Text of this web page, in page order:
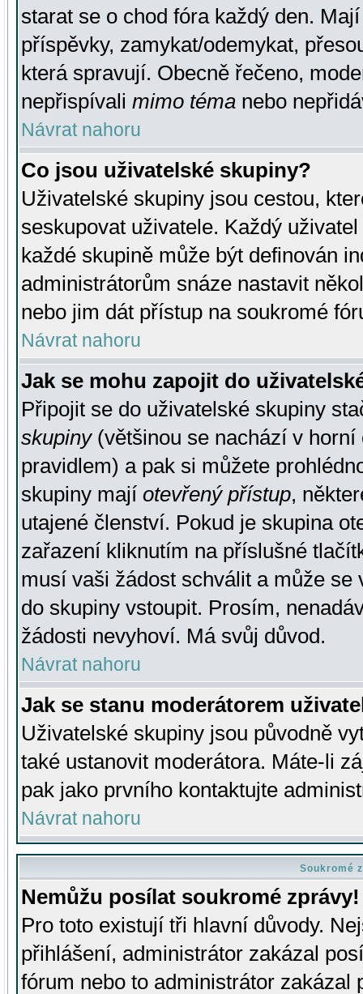
starat se o chod fóra každý den.
příspěvky, zamykat/odemykat,
která spravují. Obecně řečeno,
nepřispívali mimo téma nebo
Návrat nahoru
Co jsou uživatelské skupiny?
Uživatelské skupiny jsou cestou,
seskupovat uživatele. Každý
každé skupině může být definován
administrátorům snáze nastavit
nebo jim dát přístup na soukromé
Návrat nahoru
Jak se mohu zapojit do
Připojit se do uživatelské skupiny
skupiny(většinou se nachází v horní
pravidlem) a pak si můžete
skupiny mají otevřený přístup,
utajené členství. Pokud je skupina
zařazení kliknutím na příslušné
musí vaši žádost schválit a může se
do skupiny vstoupit. Prosím,
žádosti nevyhoví. Má svůj důvod.
Návrat nahoru
Jak se stanu moderátorem
Uživatelské skupiny jsou původně
také ustanovit moderátora. Máte-li
pak jako prvního kontaktujte
Návrat nahoru
Soukromé
Nemůžu posílat soukromé zprávy!
Pro toto existují tři hlavní důvody.
přihlášení, administrátor zakázal
fórum nebo to administrátor zakázal